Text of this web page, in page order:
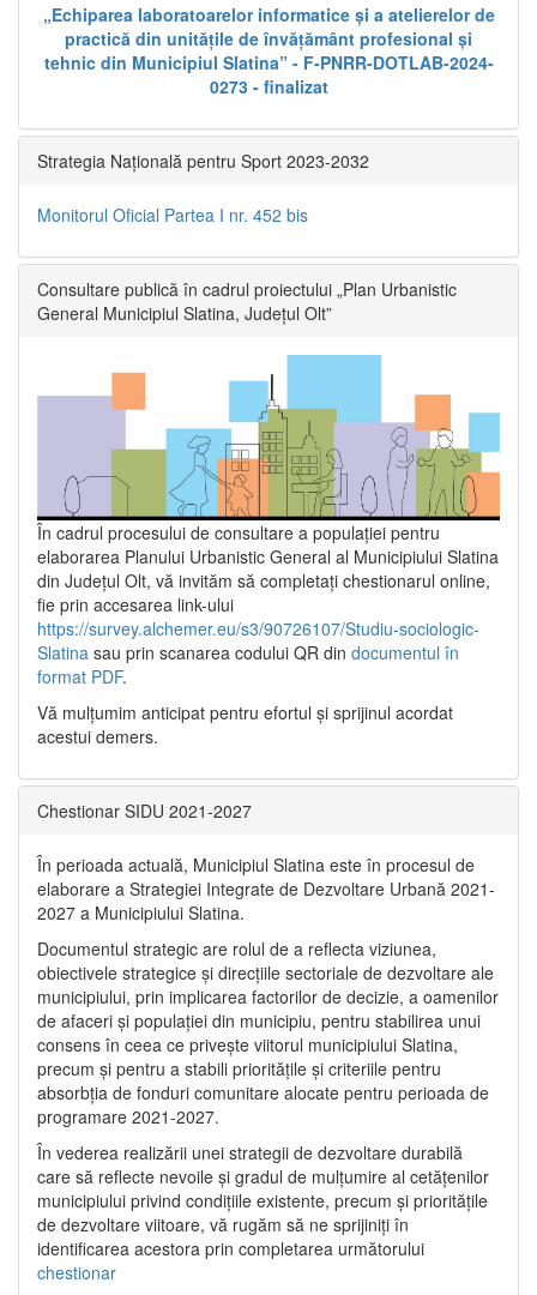
„Echiparea laboratoarelor informatice și a atelierelor de
practică din unitățile de învățământ profesional și
tehnic din Municipiul Slatina” - F-PNRR-DOTLAB-2024-
0273 - finalizat
Strategia Națională pentru Sport 2023-2032
Monitorul Oficial Partea I nr. 452 bis
Consultare publică în cadrul proiectului „Plan Urbanistic
General Municipiul Slatina, Județul Olt”
În cadrul procesului de consultare a populaţiei pentru
elaborarea Planului Urbanistic General al Municipiului Slatina
din Județul Olt, vă invităm să completați chestionarul online,
fie prin accesarea link-ului
https://survey.alchemer.eu/s3/90726107/Studiu-sociologic-
Slatina sau prin scanarea codului QR din documentul în
format PDF.
Vă mulţumim anticipat pentru efortul şi sprijinul acordat
acestui demers.
Chestionar SIDU 2021-2027
În perioada actuală, Municipiul Slatina este în procesul de
elaborare a Strategiei Integrate de Dezvoltare Urbană 2021‐
2027 a Municipiului Slatina.
Documentul strategic are rolul de a reflecta viziunea,
obiectivele strategice și direcțiile sectoriale de dezvoltare ale
municipiului, prin implicarea factorilor de decizie, a oamenilor
de afaceri și populației din municipiu, pentru stabilirea unui
consens în ceea ce privește viitorul municipiului Slatina,
precum și pentru a stabili prioritățile și criteriile pentru
absorbția de fonduri comunitare alocate pentru perioada de
programare 2021-2027.
În vederea realizării unei strategii de dezvoltare durabilă
care să reflecte nevoile și gradul de mulțumire al cetățenilor
municipiului privind condițiile existente, precum și prioritățile
de dezvoltare viitoare, vă rugăm să ne sprijiniți în
identificarea acestora prin completarea următorului
chestionar